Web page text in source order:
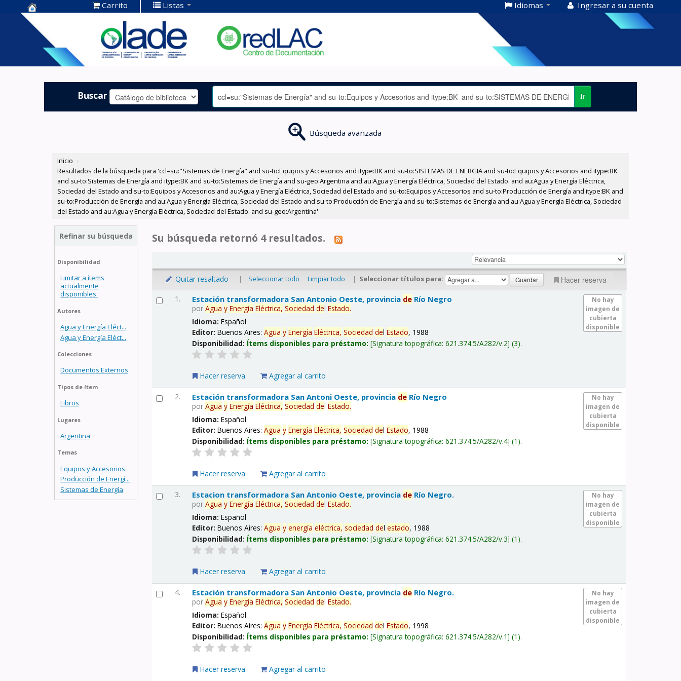
Centro de
Documentación
OLADE -
Carrito Listas Idiomas Ingresar a su cuenta
Buscar Ir
Búsqueda avanzada
Inicio ›
Resultados de la búsqueda para 'ccl=su:"Sistemas de Energía" and su-to:Equipos y Accesorios and itype:BK and su-to:SISTEMAS DE ENERGIA and su-to:Equipos y Accesorios and itype:BK
and su-to:Sistemas de Energía and itype:BK and su-to:Sistemas de Energía and su-geo:Argentina and au:Agua y Energía Eléctrica, Sociedad del Estado. and au:Agua y Energía Eléctrica,
Sociedad del Estado and su-to:Equipos y Accesorios and au:Agua y Energía Eléctrica, Sociedad del Estado and su-to:Equipos y Accesorios and su-to:Producción de Energía and itype:BK and
su-to:Producción de Energía and au:Agua y Energía Eléctrica, Sociedad del Estado and su-to:Producción de Energía and su-to:Sistemas de Energía and au:Agua y Energía Eléctrica, Sociedad
del Estado and au:Agua y Energía Eléctrica, Sociedad del Estado. and su-geo:Argentina'
Refinar su búsqueda
Disponibilidad
Limitar a ítems
actualmente
disponibles.
Autores
Agua y Energía Eléct...
Agua y Energía Eléct...
Colecciones
Documentos Externos
Tipos de ítem
Libros
Lugares
Argentina
Temas
Equipos y Accesorios
Producción de Energí...
Sistemas de Energía
Su búsqueda retornó 4 resultados.
Quitar resaltado | Seleccionar todo Limpiar todo | Seleccionar títulos para: Hacer reserva
1.
No hay
imagen de
cubierta
disponible
Estación transformadora San Antonio Oeste, provincia de Río Negro
porAgua y Energía Eléctrica, Sociedad delEstado.
Idioma:Español
Editor:Buenos Aires:Agua y Energía Eléctrica, Sociedad delEstado, 1988
Disponibilidad: Ítems disponibles para préstamo: Signatura topográfica:621.374.5/A282/v.2 (3).
Hacer reserva Agregar al carrito
2.
No hay
imagen de
cubierta
disponible
Estación transformadora San Antoni Oeste, provincia de Río Negro
porAgua y Energía Eléctrica, Sociedad delEstado.
Idioma:Español
Editor:Buenos Aires:Agua y Energía Eléctrica, Sociedad delEstado, 1988
Disponibilidad: Ítems disponibles para préstamo: Signatura topográfica:621.374.5/A282/v.4 (1).
Hacer reserva Agregar al carrito
3.
No hay
imagen de
cubierta
disponible
Estacion transformadora San Antonio Oeste, provincia de Río Negro.
porAgua y Energía Eléctrica, Sociedad delEstado.
Idioma:Español
Editor:Buenos Aires:Agua y energía eléctrica, sociedad delestado, 1988
Disponibilidad: Ítems disponibles para préstamo: Signatura topográfica:621.374.5/A282/v.3 (1).
Hacer reserva Agregar al carrito
4.
No hay
imagen de
cubierta
disponible
Estación transformadora San Antonio Oeste, provincia de Río Negro.
porAgua y Energía Eléctrica, Sociedad delEstado.
Idioma:Español
Editor:Buenos Aires:Agua y Energía Eléctrica, Sociedad delEstado, 1998
Disponibilidad: Ítems disponibles para préstamo: Signatura topográfica:621.374.5/A282/v.1 (1).
Hacer reserva Agregar al carrito